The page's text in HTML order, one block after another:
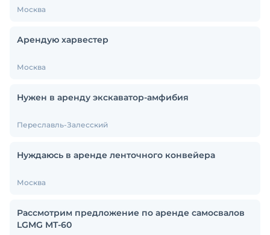
Москва
Арендую харвестер
Москва
Нужен в аренду экскаватор-амфибия
Переславль-Залесский
Нуждаюсь в аренде ленточного конвейера
Москва
Рассмотрим предложение по аренде самосвалов
LGMG MT-60